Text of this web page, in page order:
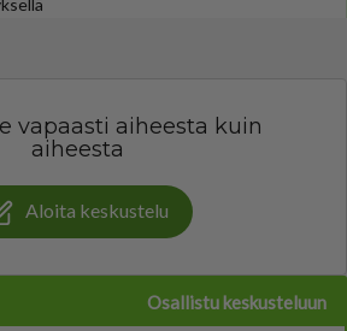
vapaasti aiheesta kuin
aiheesta
Aloita keskustelu
Osallistu keskusteluun